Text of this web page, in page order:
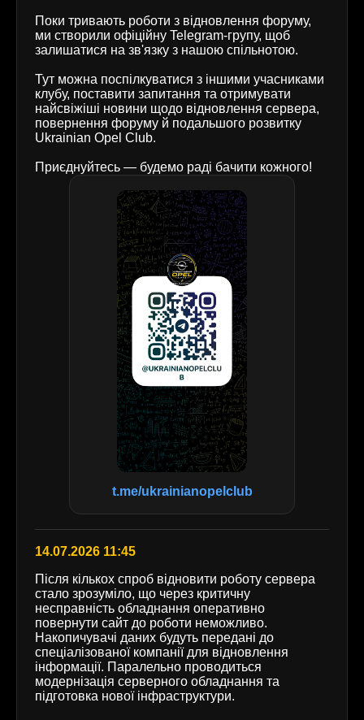
Поки тривають роботи з відновлення форуму,
ми створили офіційну Telegram-групу, щоб
залишатися на зв'язку з нашою спільнотою.
Тут можна поспілкуватися з іншими учасниками
клубу, поставити запитання та отримувати
найсвіжіші новини щодо відновлення сервера,
повернення форуму й подальшого розвитку
Ukrainian Opel Club.
Приєднуйтесь — будемо раді бачити кожного!
t.me/ukrainianopelclub
14.07.2026 11:45
Після кількох спроб відновити роботу сервера
стало зрозуміло, що через критичну
несправність обладнання оперативно
повернути сайт до роботи неможливо.
Накопичувачі даних будуть передані до
спеціалізованої компанії для відновлення
інформації. Паралельно проводиться
модернізація серверного обладнання та
підготовка нової інфраструктури.